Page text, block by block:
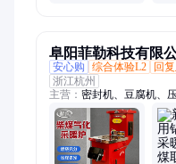
阜阳菲勒科技有限
安心购
综合体验L2 回
浙江杭州
主营： 密封机、豆腐机、
栅尺、缝纫机、热熔胶、
电池、洗手间、二胡琴、
淋室、循环泵、喷漆枪、